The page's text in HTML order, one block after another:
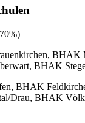
70%)
BHAK
BHAK
BHAK
Drau, BHAK